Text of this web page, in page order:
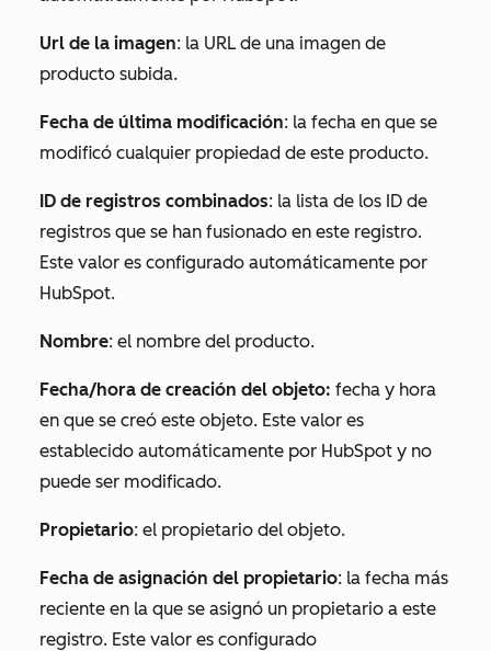
Url de la imagen: la URL de una imagen de
producto subida.
Fecha de última modificación: la fecha en que se
modificó cualquier propiedad de este producto.
ID de registros combinados: la lista de los ID de
registros que se han fusionado en este registro.
Este valor es configurado automáticamente por
HubSpot.
Nombre: el nombre del producto.
Fecha/hora de creación del objeto: fecha y hora
en que se creó este objeto. Este valor es
establecido automáticamente por HubSpot y no
puede ser modificado.
Propietario: el propietario del objeto.
Fecha de asignación del propietario: la fecha más
reciente en la que se asignó un propietario a este
registro. Este valor es configurado